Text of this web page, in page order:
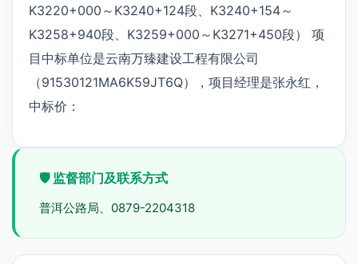
K3220+000～K3240+124段、K3240+154～
K3258+940段、K3259+000～K3271+450段） 项
目中标单位是云南万臻建设工程有限公司
（91530121MA6K59JT6Q），项目经理是张永红，
中标价：
🛡️ 监督部门及联系方式
普洱公路局、0879-2204318